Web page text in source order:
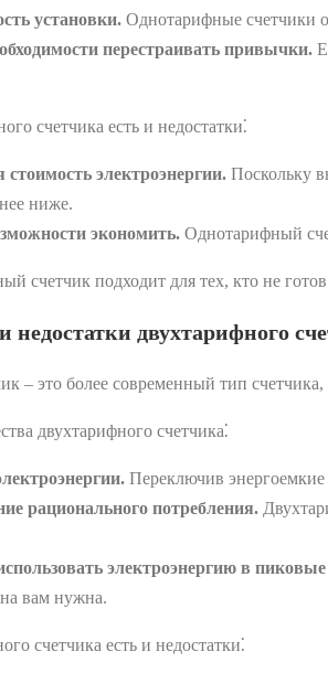
установки. Однотарифные счетчики
перестраивать привычки.
счетчика есть и недостатки⁚
электроэнергии. Поскольку
ниже.
экономить. Однотарифный
счетчик подходит для тех, кто не
двухтарифного
‒ это более современный тип
двухтарифного счетчика⁚
Переключив
рационального потребления.
электроэнергию в
вам нужна.
счетчика есть и недостатки⁚